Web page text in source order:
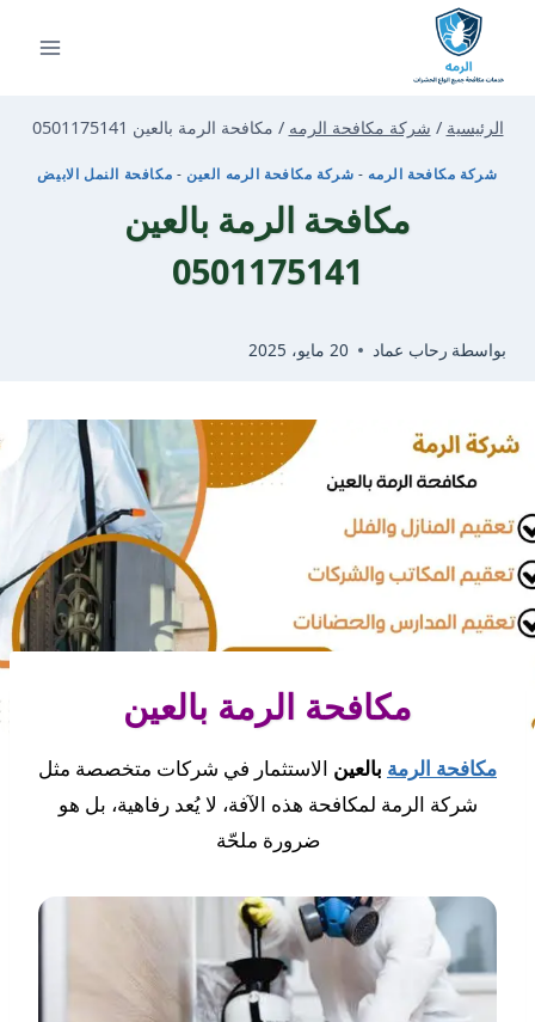
التجاوز
المحتوى
الرئيسية / شركة مكافحة الرمه / مكافحة الرمة بالعين 0501175141
شركة مكافحة الرمه - شركة مكافحة الرمه العين - مكافحة النمل الابيض
مكافحة الرمة بالعين
0501175141
بواسطة رحاب عماد 20 مايو، 2025
مكافحة الرمة بالعين
مكافحة الرمة بالعين الاستثمار في شركات متخصصة مثل
شركة الرمة لمكافحة هذه الآفة، لا يُعد رفاهية، بل هو
ضرورة ملحّة